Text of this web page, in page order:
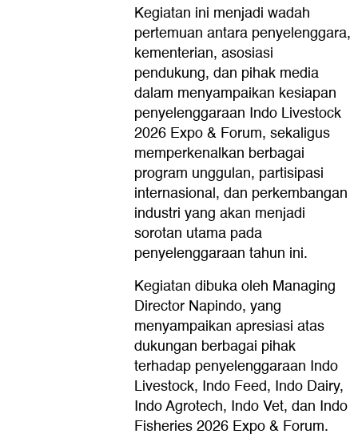
Kegiatan ini menjadi wadah
pertemuan antara penyelenggara,
kementerian, asosiasi
pendukung, dan pihak media
dalam menyampaikan kesiapan
penyelenggaraan Indo Livestock
2026 Expo & Forum, sekaligus
memperkenalkan berbagai
program unggulan, partisipasi
internasional, dan perkembangan
industri yang akan menjadi
sorotan utama pada
penyelenggaraan tahun ini.
Kegiatan dibuka oleh Managing
Director Napindo, yang
menyampaikan apresiasi atas
dukungan berbagai pihak
terhadap penyelenggaraan Indo
Livestock, Indo Feed, Indo Dairy,
Indo Agrotech, Indo Vet, dan Indo
Fisheries 2026 Expo & Forum.